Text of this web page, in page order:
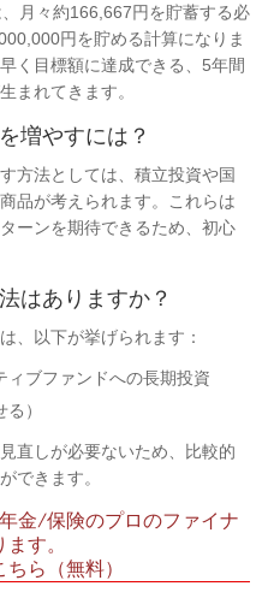
月々約166,667円を貯蓄する必
円を貯める計算になりま
く目標額に達成できる、5年間
まれてきます。
増やすには？
方法としては、積立投資や国
品が考えられます。これらは
ーンを期待できるため、初心
はありますか？
、以下が挙げられます：
ィブファンドへの長期投資
）
直しが必要ないため、比較的
できます。
金/保険のプロのファイナ
す。
ら（無料）